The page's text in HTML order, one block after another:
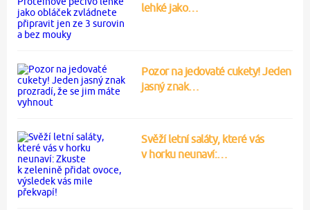
lehké jako…
Pozor na jedovaté cukety! Jeden
jasný znak…
Svěží letní saláty, které vás
v horku neunaví:…